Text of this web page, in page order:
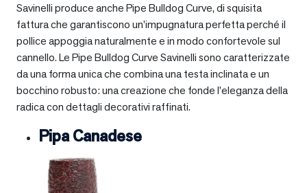
Savinelli produce anche Pipe Bulldog Curve, di squisita
fattura che garantiscono un’impugnatura perfetta perché il
pollice appoggia naturalmente e in modo confortevole sul
cannello. Le Pipe Bulldog Curve Savinelli sono caratterizzate
da una forma unica che combina una testa inclinata e un
bocchino robusto: una creazione che fonde l’eleganza della
radica con dettagli decorativi raffinati.
Pipa Canadese